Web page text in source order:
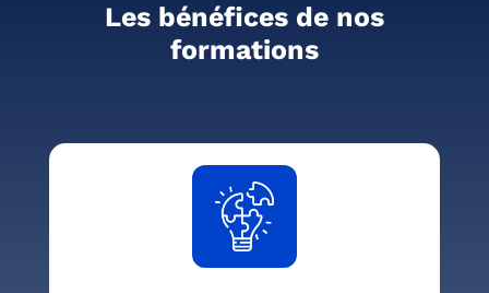
Les bénéfices de nos
formations